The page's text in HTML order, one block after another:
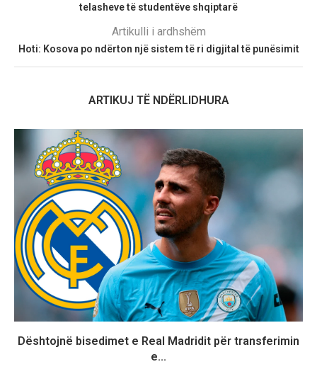
telasheve të studentëve shqiptarë
Artikulli i ardhshëm
Hoti: Kosova po ndërton një sistem të ri digjital të punësimit
ARTIKUJ TË NDËRLIDHURA
Dështojnë bisedimet e Real Madridit për transferimin
e...